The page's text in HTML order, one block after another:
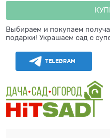
Выбираем и покупаем
подарки! Украшаем сад с
TELEGRAM